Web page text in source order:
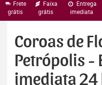
Frete
grátis
Faixa
grátis
Entrega
imediata
Coroas de
Petrópolis -
imediata 24